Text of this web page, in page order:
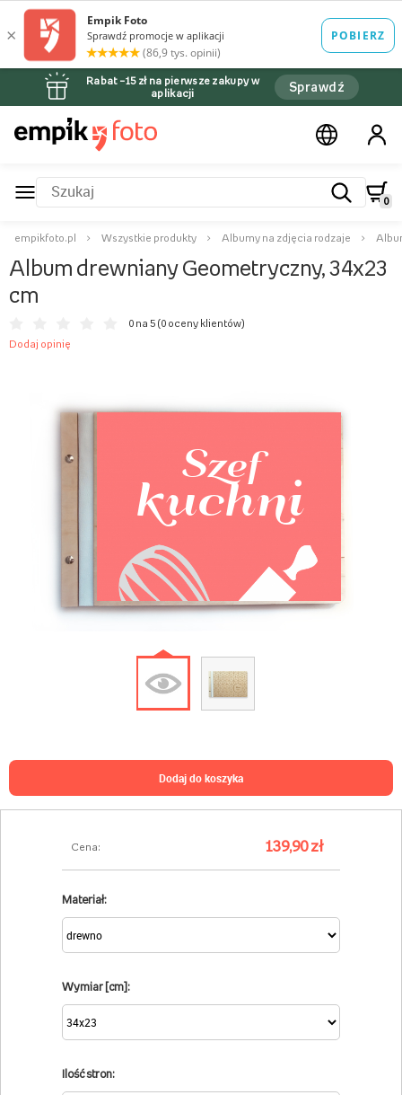
Rabat –15 zł na pierwsze zakupy w
aplikacji
Sprawdź
0
empikfoto.pl Wszystkie produkty Albumy na zdjęcia rodzaje
Album drewniany Geometryczny, 34x23
cm
0 na 5 (0 oceny klientów)
Dodaj opinię
Szef
kuchni
Bartek
Cena: 139,90 zł
Materiał:
Wymiar [cm]:
Ilość stron:
dodaj do koszyka